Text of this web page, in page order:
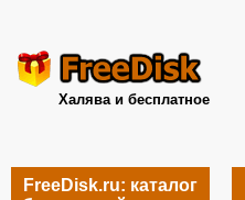
Халява и бесплатное
FreeDisk.ru: каталог